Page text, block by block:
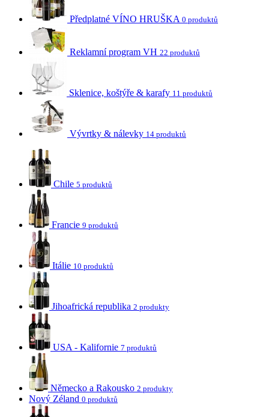
Předplatné VÍNO HRUŠKA 0 produktů
Reklamní program VH 22 produktů
Sklenice, koštýře & karafy 11 produktů
Vývrtky & nálevky 14 produktů
Chile 5 produktů
Francie 9 produktů
Itálie 10 produktů
Jihoafrická republika 2 produkty
USA - Kalifornie 7 produktů
Německo a Rakousko 2 produkty
Nový Zéland 0 produktů